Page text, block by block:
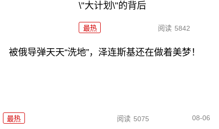
\"大计划\"的背后
最热 阅读 5842
被俄导弹天天“洗地”，泽连斯基还在做着美梦！
最热 阅读 5075 08-06